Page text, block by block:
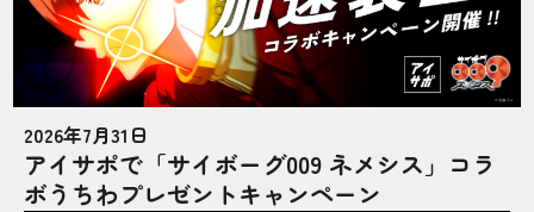
2026年7月31日
アイサポで「サイボーグ009 ネメシス」コラ
ボうちわプレゼントキャンペーン